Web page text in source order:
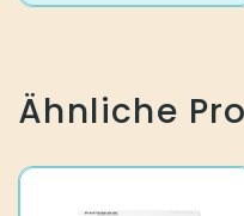
Ähnliche